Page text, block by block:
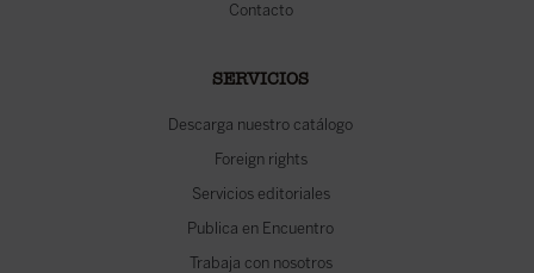
Contacto
SERVICIOS
Descarga nuestro catálogo
Foreign rights
Servicios editoriales
Publica en Encuentro
Trabaja con nosotros